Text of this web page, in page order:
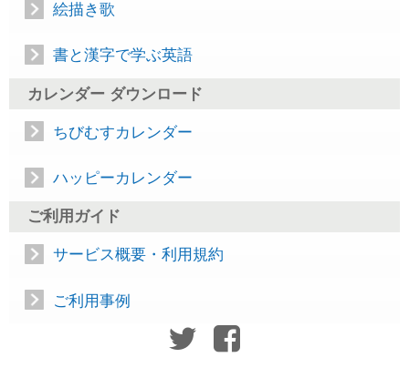
絵描き歌
書と漢字で学ぶ英語
カレンダー ダウンロード
ちびむすカレンダー
ハッピーカレンダー
ご利用ガイド
サービス概要・利用規約
ご利用事例